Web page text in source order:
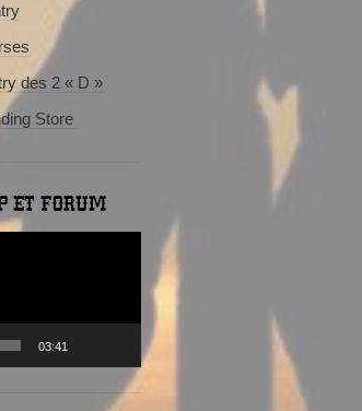
des 2 « D »
Store
ET FORUM
03:41